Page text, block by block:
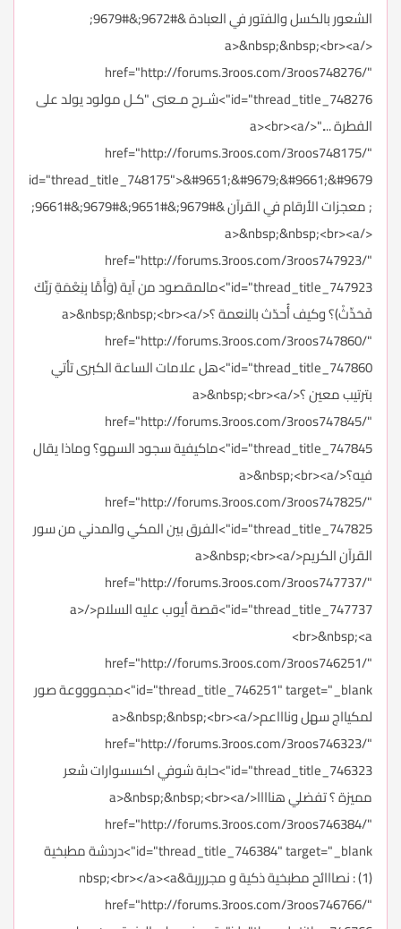
الشعور بالكسل والفتور في العبادة &#9672;&#9679;
</a>&nbsp;&nbsp;<br><a
href="http://forums.3roos.com/3roos748276/"
id="thread_title_748276">شـرح مـعنى "كـل مولود يولد على
الفطرة ...."</a><br><a
href="http://forums.3roos.com/3roos748175/"
id="thread_title_748175">&#9651;&#9679;&#9661;&#9679
; معجزات الأرقام في القرآن &#9679;&#9651;&#9679;&#9661;
</a>&nbsp;&nbsp;<br><a
href="http://forums.3roos.com/3roos747923/"
id="thread_title_747923">مالمقصود من آية (وَأَمَّا بِنِعْمَةِ رَبِّكَ
فَحَدِّثْ)؟ وكيف أُحدّث بالنعمة ؟</a>&nbsp;&nbsp;<br><a
href="http://forums.3roos.com/3roos747860/"
id="thread_title_747860">هل علامات الساعة الكبرى تأتي
بترتيب معين ؟</a>&nbsp;<br><a
href="http://forums.3roos.com/3roos747845/"
id="thread_title_747845">ماكيفية سجود السهو؟ وماذا يقال
فيه؟</a>&nbsp;<br><a
href="http://forums.3roos.com/3roos747825/"
id="thread_title_747825">الفرق بين المكي والمدني من سور
القرآن الكريم</a>&nbsp;<br><a
href="http://forums.3roos.com/3roos747737/"
id="thread_title_747737">قصة أيوب عليه السلام</a>
<br>&nbsp;<a
href="http://forums.3roos.com/3roos746251/"
id="thread_title_746251" target="_blank">مجموووعة صور
لمكيااج سهل وناااعم</a>&nbsp;&nbsp;<br><a
href="http://forums.3roos.com/3roos746323/"
id="thread_title_746323">حابة شوفي اكسسوارات شعر
مميزة ؟ تفضلي هناااا</a>&nbsp;&nbsp;<br><a
href="http://forums.3roos.com/3roos746384/"
id="thread_title_746384" target="_blank">دردشة مطبخية
(1) : نصااائح مطبخية ذكية و مجررربة&nbsp;<br></a><a
href="http://forums.3roos.com/3roos746766/"